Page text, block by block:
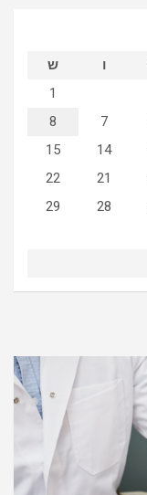
ו ש
1
7
8
14
15
21
22
28
29